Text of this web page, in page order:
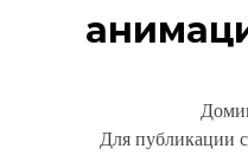
Для публикации